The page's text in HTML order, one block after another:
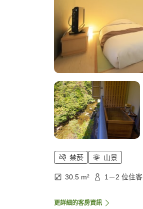
禁菸 山景
30.5 m² 1－2 位住客
更詳細的客房資訊